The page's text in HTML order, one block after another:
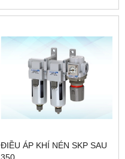
ĐIỀU ÁP KHÍ NÉN SKP SAU